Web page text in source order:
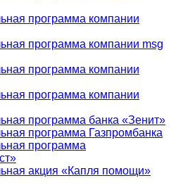
программа компании
программа компании msg
программа компании
программа компании
программа банка «Зенит»
программа Газпромбанка
программа
акция «Капля помощи»